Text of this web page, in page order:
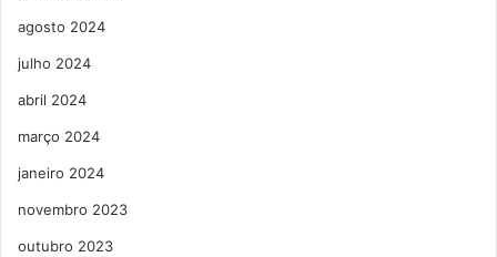
agosto 2024
julho 2024
abril 2024
março 2024
janeiro 2024
novembro 2023
outubro 2023